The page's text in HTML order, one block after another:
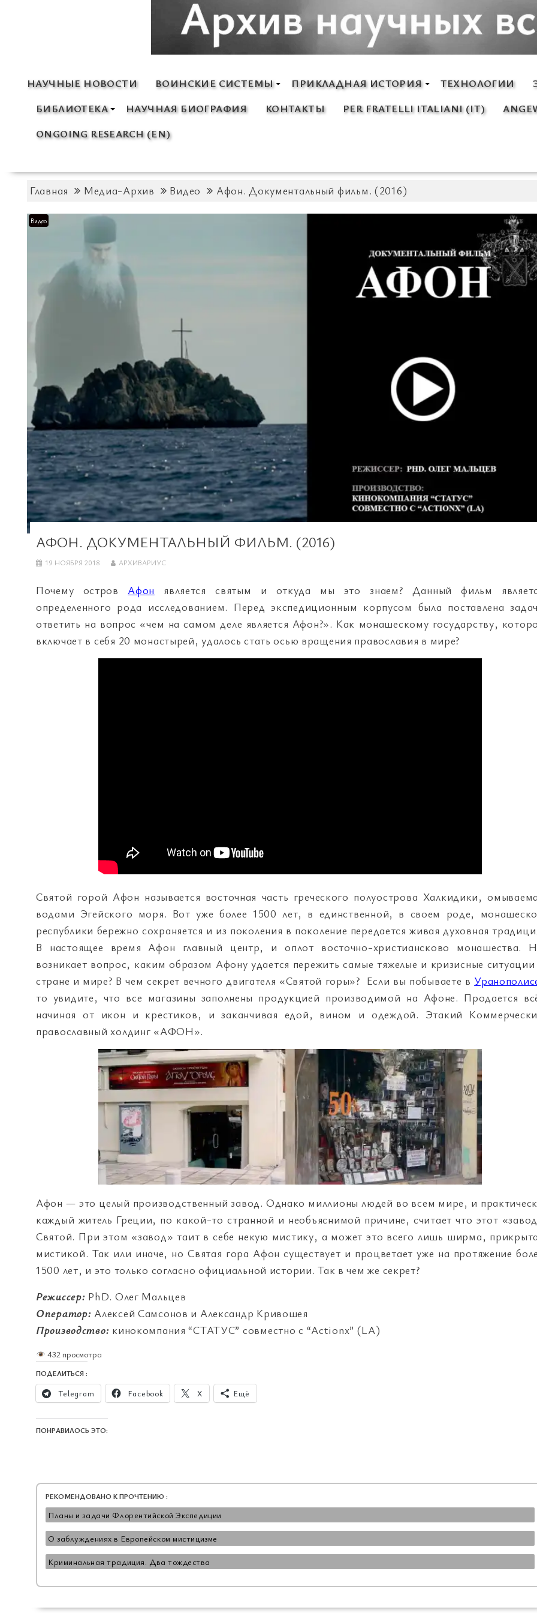
НАУЧНЫЕ НОВОСТИ ВОИНСКИЕ СИСТЕМЫ ПРИКЛАДНАЯ ИСТОРИЯ ТЕХНОЛОГИИ
БИБЛИОТЕКА
НАУЧНАЯ БИОГРАФИЯ КОНТАКТЫ PER FRATELLI ITALIANI (IT)
ONGOING RESEARCH (EN)
Главная Медиа-Архив Видео Афон. Документальный фильм. (2016)
Видео
АФОН. ДОКУМЕНТАЛЬНЫЙ ФИЛЬМ. (2016)
19 НОЯБРЯ 2018 АРХИВАРИУС
Почему остров Афон является святым и откуда мы это знаем? Данный фильм
определенного рода исследованием. Перед экспедиционным корпусом была поставлена
ответить на вопрос «чем на самом деле является Афон?». Как монашескому государству,
включает в себя 20 монастырей, удалось стать осью вращения православия в мире?
Святой горой Афон называется восточная часть греческого полуострова Халкидики,
водами Эгейского моря. Вот уже более 1500 лет, в единственной, в своем роде,
республики бережно сохраняется и из поколения в поколение передается живая духовная
В настоящее время Афон главный центр, и оплот восточно-христиансково монашества.
возникает вопрос, каким образом Афону удается пережить самые тяжелые и кризисные ситуации
стране и мире? В чем секрет вечного двигателя «Святой горы»? Если вы побываете в
то увидите, что все магазины заполнены продукцией производимой на Афоне. Продается
начиная от икон и крестиков, и заканчивая едой, вином и одеждой. Этакий
православный холдинг «АФОН».
Афон — это целый производственный завод. Однако миллионы людей во всем мире, и
каждый житель Греции, по какой-то странной и необъяснимой причине, считает что этот
Святой. При этом «завод» таит в себе некую мистику, а может это всего лишь ширма,
мистикой. Так или иначе, но Святая гора Афон существует и процветает уже на протяжение
1500 лет, и это только согласно официальной истории. Так в чем же секрет?
Режиссер: PhD. Олег Мальцев
Оператор: Алексей Самсонов и Александр Кривошея
Производство: кинокомпания “СТАТУС” совместно с “Actionx” (LA)
432 просмотра
ПОДЕЛИТЬСЯ :
Telegram Facebook X Ещё
ПОНРАВИЛОСЬ ЭТО:
РЕКОМЕНДОВАНО К ПРОЧТЕНИЮ :
Планы и задачи Флорентийской Экспедиции
О заблуждениях в Европейском мистицизме
Криминальная традиция. Два тождества